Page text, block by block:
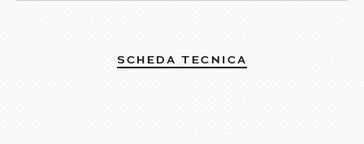
SCHEDA TECNICA